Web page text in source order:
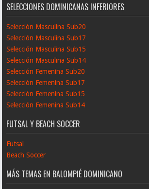
SELECCIONES DOMINICANAS INFERIORES
Selección Masculina Sub20
Selección Masculina Sub17
Selección Masculina Sub15
Selección Masculina Sub14
Selección Femenina Sub20
Selección Femenina Sub17
Selección Femenina Sub15
Selección Femenina Sub14
FUTSAL Y BEACH SOCCER
Futsal
Beach Soccer
MÁS TEMAS EN BALOMPIÉ DOMINICANO